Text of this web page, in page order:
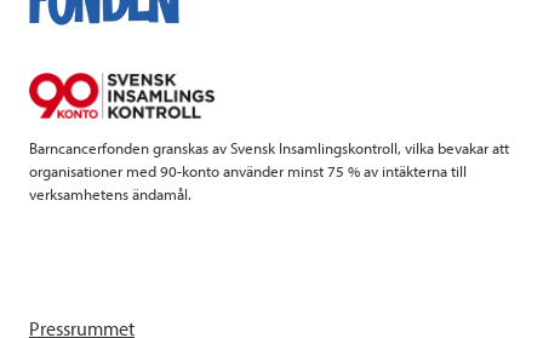
k
Barncancerfonden granskas av Svensk Insamlingskontroll, vilka bevakar att
organisationer med 90-konto använder minst 75 % av intäkterna till
verksamhetens ändamål.
Pressrummet